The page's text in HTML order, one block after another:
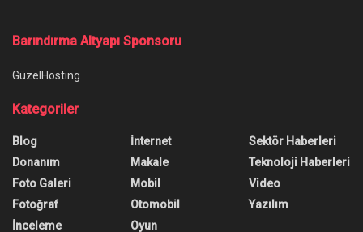
Barındırma Altyapı Sponsoru
GüzelHosting
Kategoriler
Blog
Donanım
Foto Galeri
Fotoğraf
İnceleme
İnternet
Makale
Mobil
Otomobil
Oyun
Sektör Haberleri
Teknoloji Haberleri
Video
Yazılım